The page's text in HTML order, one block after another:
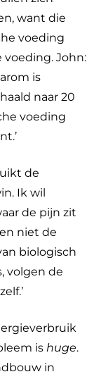
want die
voeding
John:
is
naar 20
voeding
de
Ik wil
de pijn zit
niet de
biologisch
volgen de
is huge.
in